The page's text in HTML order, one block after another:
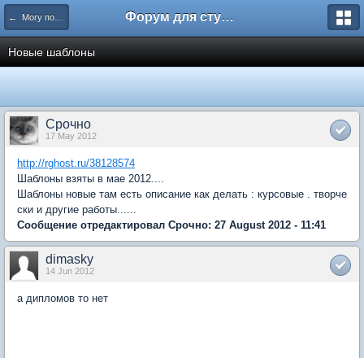
← Могу помочь Форум для студента СГА
Новые шаблоны
Срочно
17 May 2012
http://rghost.ru/38128574
Шаблоны взяты в мае 2012....
Шаблоны новые там есть описание как делать : курсовые . творче
ски и другие работы......
Сообщение отредактировал Срочно: 27 August 2012 - 11:41
dimasky
14 Jun 2012
а дипломов то нет